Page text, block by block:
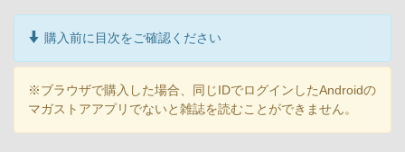
購入前に目次をご確認ください
※ブラウザで購入した場合、同じIDでログインしたAndroidの
マガストアアプリでないと雑誌を読むことができません。